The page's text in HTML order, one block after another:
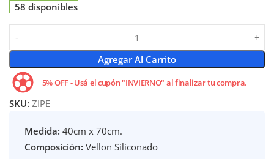
58 disponibles
Agregar Al Carrito
5% OFF - Usá el cupón "INVIERNO" al finalizar tu compra.
SKU: ZIPE
Medida: 40cm x 70cm.
Composición: Vellon Siliconado